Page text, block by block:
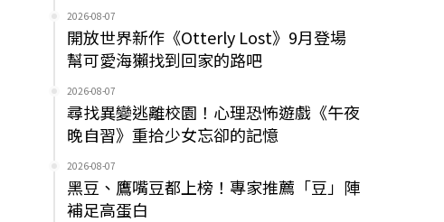
2026-08-07
開放世界新作《Otterly Lost》9月登場
幫可愛海獺找到回家的路吧
2026-08-07
尋找異變逃離校園！心理恐怖遊戲《午夜
晚自習》重拾少女忘卻的記憶
2026-08-07
黑豆、鷹嘴豆都上榜！專家推薦「豆」陣
補足高蛋白